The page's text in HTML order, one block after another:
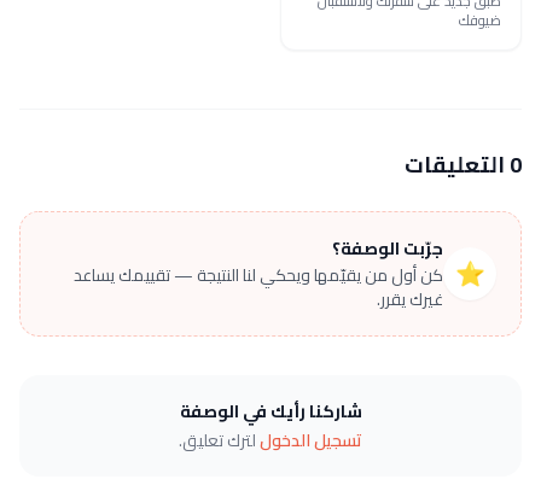
ضيوفك
0 التعليقات
⭐
جرّبت الوصفة؟
كن أول من يقيّمها ويحكي لنا النتيجة — تقييمك يساعد
غيرك يقرر.
شاركنا رأيك في الوصفة
تسجيل الدخوللترك تعليق.